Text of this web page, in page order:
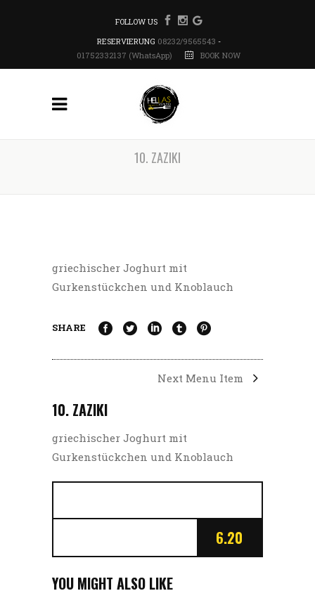
FOLLOW US
RESERVIERUNG 08232/9565543 -
01752332137 (WhatsApp)
BOOK NOW
10. ZAZIKI
griechischer Joghurt mit
Gurkenstückchen und Knoblauch
SHARE
Next Menu Item
10. ZAZIKI
griechischer Joghurt mit
Gurkenstückchen und Knoblauch
6.20
YOU MIGHT ALSO LIKE